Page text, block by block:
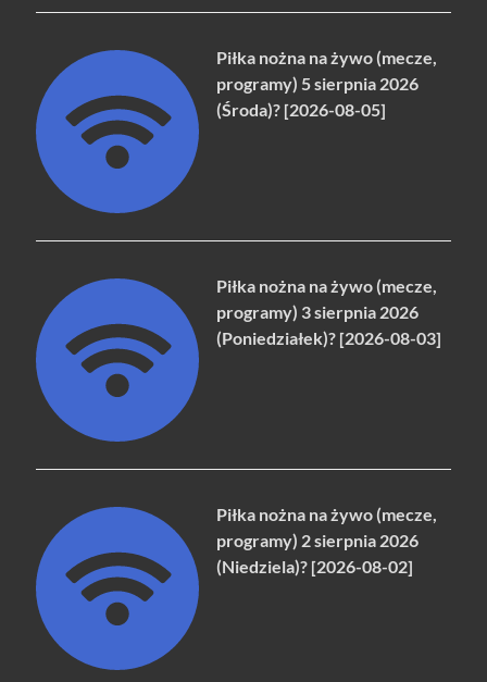
Piłka nożna na żywo (mecze,
programy) 5 sierpnia 2026
(Środa)? [2026-08-05]
Piłka nożna na żywo (mecze,
programy) 3 sierpnia 2026
(Poniedziałek)? [2026-08-03]
Piłka nożna na żywo (mecze,
programy) 2 sierpnia 2026
(Niedziela)? [2026-08-02]